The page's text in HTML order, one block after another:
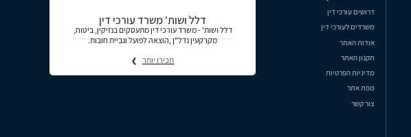
דרושים עורכי דין
משרדים לעורכי דין
אודות האתר
תקנון האתר
מדיניות הפרטיות
מפת אתר
צור קשר
דלל ושות' משרד עורכי דין
דלל ושות' - משרד עורכי דין מתעסקים בנזיקין, ביטוח,
מקרקעין נדל"ן ,הוצאה לפועל וגביית חובות.
תכירו יותר